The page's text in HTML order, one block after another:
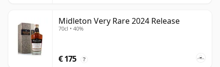
Midleton Very Rare 2024 Release
70cl • 40%
€ 175 ?